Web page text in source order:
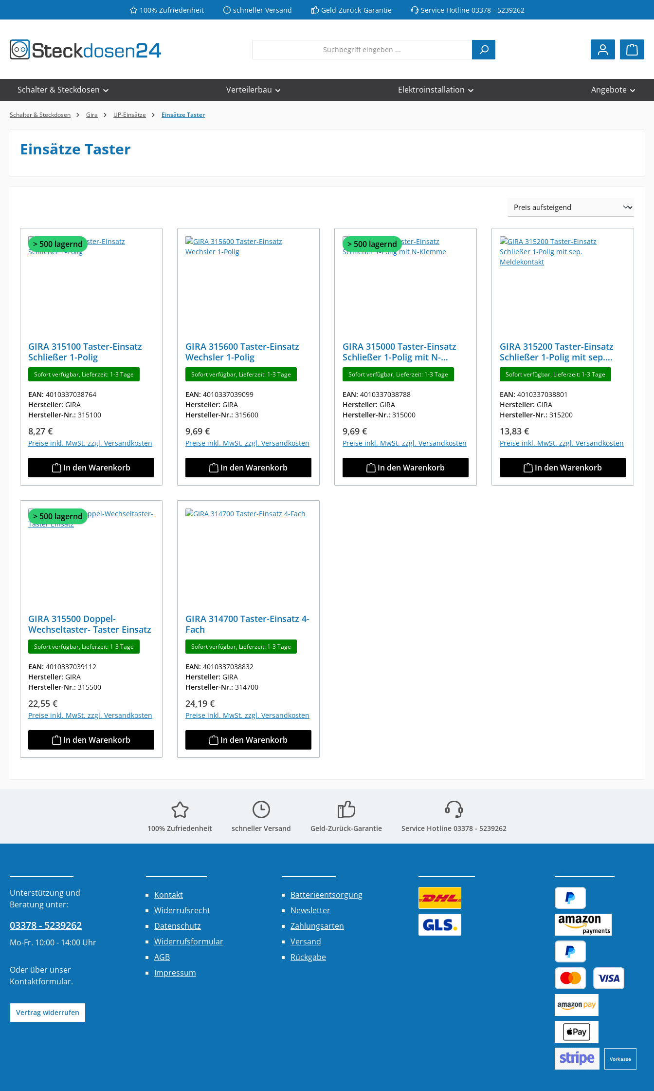
100% Zufriedenheit schneller Versand Geld-Zurück-Garantie Service Hotline 03378 - 5239262
Schalter & Steckdosen Verteilerbau Elektroinstallation Angebote
Schalter & Steckdosen Gira UP-Einsätze Einsätze Taster
Einsätze Taster
> 500 lagernd
GIRA 315100 Taster-Einsatz
Schließer 1-Polig
Sofort verfügbar, Lieferzeit: 1-3 Tage
EAN: 4010337038764
Hersteller: GIRA
Hersteller-Nr.: 315100
Regulärer Preis:
8,27 €
Preise inkl. MwSt. zzgl. Versandkosten
In den Warenkorb
GIRA 315600 Taster-Einsatz
Wechsler 1-Polig
Sofort verfügbar, Lieferzeit: 1-3 Tage
EAN: 4010337039099
Hersteller: GIRA
Hersteller-Nr.: 315600
Regulärer Preis:
9,69 €
Preise inkl. MwSt. zzgl. Versandkosten
In den Warenkorb
> 500 lagernd
GIRA 315000 Taster-Einsatz
Schließer 1-Polig mit N-
Klemme
Sofort verfügbar, Lieferzeit: 1-3 Tage
EAN: 4010337038788
Hersteller: GIRA
Hersteller-Nr.: 315000
Regulärer Preis:
9,69 €
Preise inkl. MwSt. zzgl. Versandkosten
In den Warenkorb
GIRA 315200 Taster-Einsatz
Schließer 1-Polig mit sep.
Meldekontakt
Sofort verfügbar, Lieferzeit: 1-3 Tage
EAN: 4010337038801
Hersteller: GIRA
Hersteller-Nr.: 315200
Regulärer Preis:
13,83 €
Preise inkl. MwSt. zzgl. Versandkosten
In den Warenkorb
> 500 lagernd
GIRA 315500 Doppel-
Wechseltaster- Taster Einsatz
Sofort verfügbar, Lieferzeit: 1-3 Tage
EAN: 4010337039112
Hersteller: GIRA
Hersteller-Nr.: 315500
Regulärer Preis:
22,55 €
Preise inkl. MwSt. zzgl. Versandkosten
In den Warenkorb
GIRA 314700 Taster-Einsatz 4-
Fach
Sofort verfügbar, Lieferzeit: 1-3 Tage
EAN: 4010337038832
Hersteller: GIRA
Hersteller-Nr.: 314700
Regulärer Preis:
24,19 €
Preise inkl. MwSt. zzgl. Versandkosten
In den Warenkorb
100% Zufriedenheit schneller Versand Geld-Zurück-Garantie Service Hotline 03378 - 5239262
Unterstützung und
Beratung unter:
03378 - 5239262
Mo-Fr. 10:00 - 14:00 Uhr
Oder über unser
Kontaktformular.
Vertrag widerrufen
Kontakt
Widerrufsrecht
Datenschutz
Widerrufsformular
AGB
Impressum
Batterieentsorgung
Newsletter
Zahlungsarten
Versand
Rückgabe
Benutzerdefiniertes Bild 1 PayPal
Amazon Pay
Später Bezahlen
Kredit- oder Debitkarte
Vorkasse
Benutzerdefiniertes Bild 1
Benutzerdefiniertes Bild 2